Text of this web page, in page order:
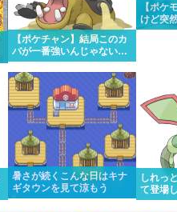
【ポケチャン】結局このカ
バが一番強いんじゃない
か？
【ポケ
けど突
メイン
暑さが続くこんな日はキナ
ギタウンを見て涼もう
しれっ
て登場
色眼鏡